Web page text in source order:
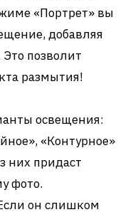
«Портрет» вы
добавляя
позволит
размытия!
освещения:
«Контурное»
них придаст
фото.
он слишком